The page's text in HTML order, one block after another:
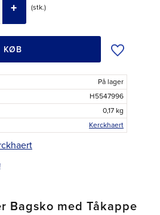
stk.
+
KØB Tilføj til
På lager
H5547996
0,17 kg
Kerckhaert
Bagsko med Tåkappe